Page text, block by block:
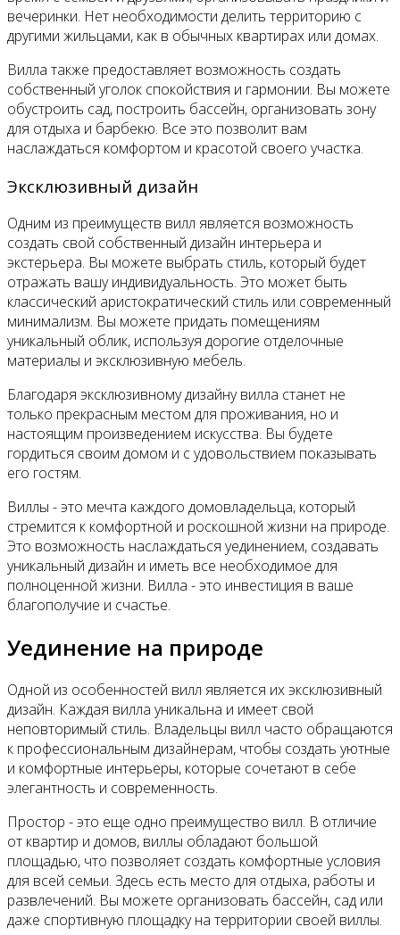
вечеринки. Нет необходимости делить территорию с
другими жильцами, как в обычных квартирах или домах.
Вилла также предоставляет возможность создать
собственный уголок спокойствия и гармонии. Вы можете
обустроить сад, построить бассейн, организовать зону
для отдыха и барбекю. Все это позволит вам
наслаждаться комфортом и красотой своего участка.
Эксклюзивный дизайн
Одним из преимуществ вилл является возможность
создать свой собственный дизайн интерьера и
экстерьера. Вы можете выбрать стиль, который будет
отражать вашу индивидуальность. Это может быть
классический аристократический стиль или современный
минимализм. Вы можете придать помещениям
уникальный облик, используя дорогие отделочные
материалы и эксклюзивную мебель.
Благодаря эксклюзивному дизайну вилла станет не
только прекрасным местом для проживания, но и
настоящим произведением искусства. Вы будете
гордиться своим домом и с удовольствием показывать
его гостям.
Виллы - это мечта каждого домовладельца, который
стремится к комфортной и роскошной жизни на природе.
Это возможность наслаждаться уединением, создавать
уникальный дизайн и иметь все необходимое для
полноценной жизни. Вилла - это инвестиция в ваше
благополучие и счастье.
Уединение на природе
Одной из особенностей вилл является их эксклюзивный
дизайн. Каждая вилла уникальна и имеет свой
неповторимый стиль. Владельцы вилл часто обращаются
к профессиональным дизайнерам, чтобы создать уютные
и комфортные интерьеры, которые сочетают в себе
элегантность и современность.
Простор - это еще одно преимущество вилл. В отличие
от квартир и домов, виллы обладают большой
площадью, что позволяет создать комфортные условия
для всей семьи. Здесь есть место для отдыха, работы и
развлечений. Вы можете организовать бассейн, сад или
даже спортивную площадку на территории своей виллы.